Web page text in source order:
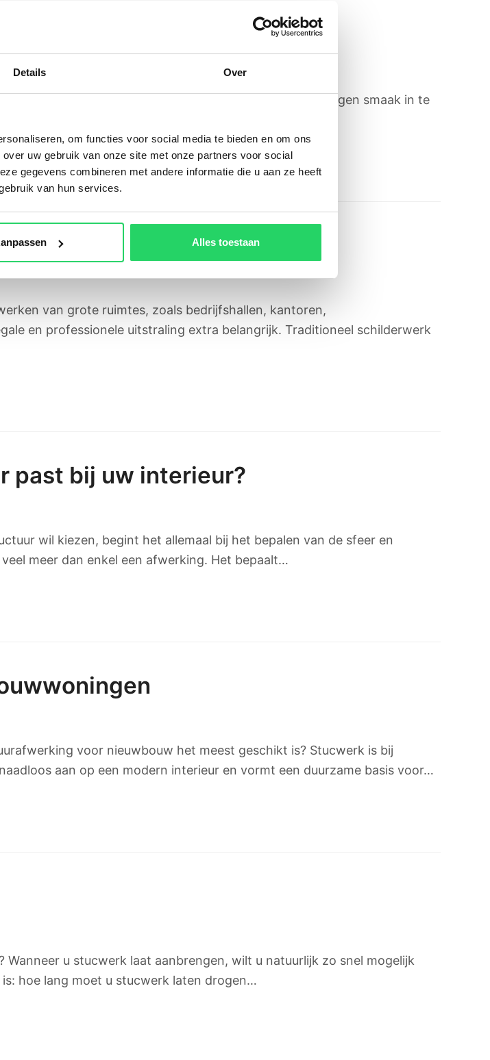
Details Over
om functies voor social media te bieden en om ons
uw gebruik van onze site met onze partners voor social
gegevens combineren met andere informatie die u aan ze heeft
van hun services.
Alles toestaan
een frisse start. Alles is nieuw, strak en volledig naar eigen smaak in te
denken. Vooral bij nieuwbouw…
van grote ruimtes, zoals bedrijfshallen, kantoren,
en professionele uitstraling extra belangrijk. Traditioneel schilderwerk
past bij uw interieur?
wil kiezen, begint het allemaal bij het bepalen van de sfeer en
meer dan enkel een afwerking. Het bepaalt…
voor nieuwbouw het meest geschikt is? Stucwerk is bij
aan op een modern interieur en vormt een duurzame basis voor…
u stucwerk laat aanbrengen, wilt u natuurlijk zo snel mogelijk
hoe lang moet u stucwerk laten drogen…